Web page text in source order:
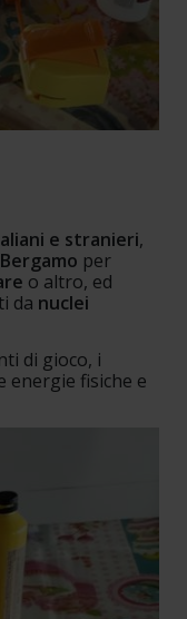
e stranieri,
per
o altro, ed
da nuclei
di gioco, i
energie fisiche e